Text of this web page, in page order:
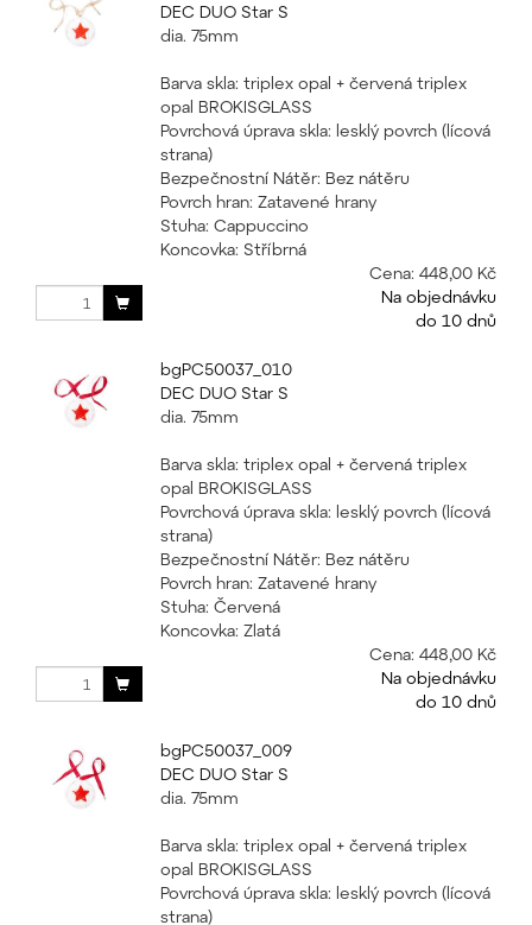
DEC DUO Star S
dia. 75mm
Barva skla: triplex opal + červená triplex
opal BROKISGLASS
Povrchová úprava skla: lesklý povrch (lícová
strana)
Bezpečnostní Nátěr: Bez nátěru
Povrch hran: Zatavené hrany
Stuha: Cappuccino
Koncovka: Stříbrná
Cena: 448,00 Kč
Na objednávku
do 10 dnů
bgPC50037_010
DEC DUO Star S
dia. 75mm
Barva skla: triplex opal + červená triplex
opal BROKISGLASS
Povrchová úprava skla: lesklý povrch (lícová
strana)
Bezpečnostní Nátěr: Bez nátěru
Povrch hran: Zatavené hrany
Stuha: Červená
Koncovka: Zlatá
Cena: 448,00 Kč
Na objednávku
do 10 dnů
bgPC50037_009
DEC DUO Star S
dia. 75mm
Barva skla: triplex opal + červená triplex
opal BROKISGLASS
Povrchová úprava skla: lesklý povrch (lícová
strana)